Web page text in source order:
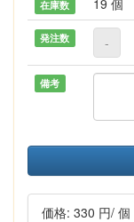
在庫数 19 個
発注数 -
備考
価格: 330 円/ 個